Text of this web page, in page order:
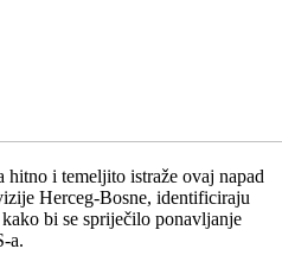
hitno i temeljito istraže ovaj napad
Herceg-Bosne, identificiraju
bi se spriječilo ponavljanje
a.